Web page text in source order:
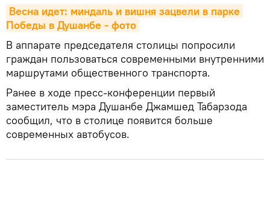
Весна идет: миндаль и вишня зацвели в парке
Победы в Душанбе - фото
В аппарате председателя столицы попросили
граждан пользоваться современными внутренними
маршрутами общественного транспорта.
Ранее в ходе пресс-конференции первый
заместитель мэра Душанбе Джамшед Табарзода
сообщил, что в столице появится больше
современных автобусов.